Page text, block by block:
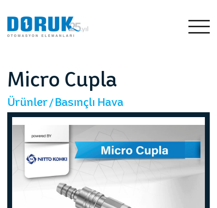
Tümünü
Micro Cupla
Ürünler Basınçlı Hava